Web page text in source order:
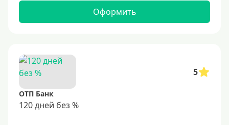
Оформить
5
ОТП Банк
120 дней без %